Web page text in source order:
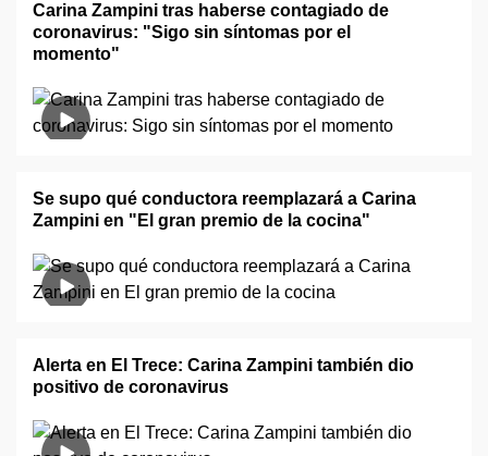
Carina Zampini tras haberse contagiado de
coronavirus: "Sigo sin síntomas por el
momento"
Se supo qué conductora reemplazará a Carina
Zampini en "El gran premio de la cocina"
Alerta en El Trece: Carina Zampini también dio
positivo de coronavirus